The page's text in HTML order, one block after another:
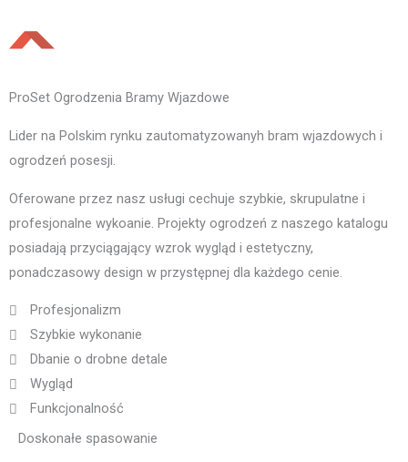
ProSet Ogrodzenia Bramy Wjazdowe
Lider na Polskim rynku zautomatyzowanyh bram wjazdowych i
ogrodzeń posesji.
Oferowane przez nasz usługi cechuje szybkie, skrupulatne i
profesjonalne wykoanie. Projekty ogrodzeń z naszego katalogu
posiadają przyciągający wzrok wygląd i estetyczny,
ponadczasowy design w przystępnej dla każdego cenie.
Profesjonalizm
Szybkie wykonanie
Dbanie o drobne detale
Wygląd
Funkcjonalność
Doskonałe spasowanie